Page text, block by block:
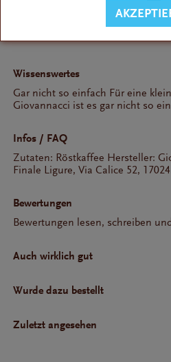
Wissenswertes
Gar nicht so einfach Für eine
Giovannacci ist es gar nicht so
Infos / FAQ
Zutaten: Röstkaffee Hersteller:
Finale Ligure, Via Calice 52,
Bewertungen
Bewertungen lesen, schreiben
Auch wirklich gut
Wurde dazu bestellt
Zuletzt angesehen